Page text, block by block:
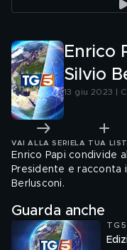
Enrico
Silvio
13 giu 2023 |
VAI ALLA SERIE LA TUA
Enrico Papi condivide
Presidente e racconta
Berlusconi.
Guarda anche
TG5